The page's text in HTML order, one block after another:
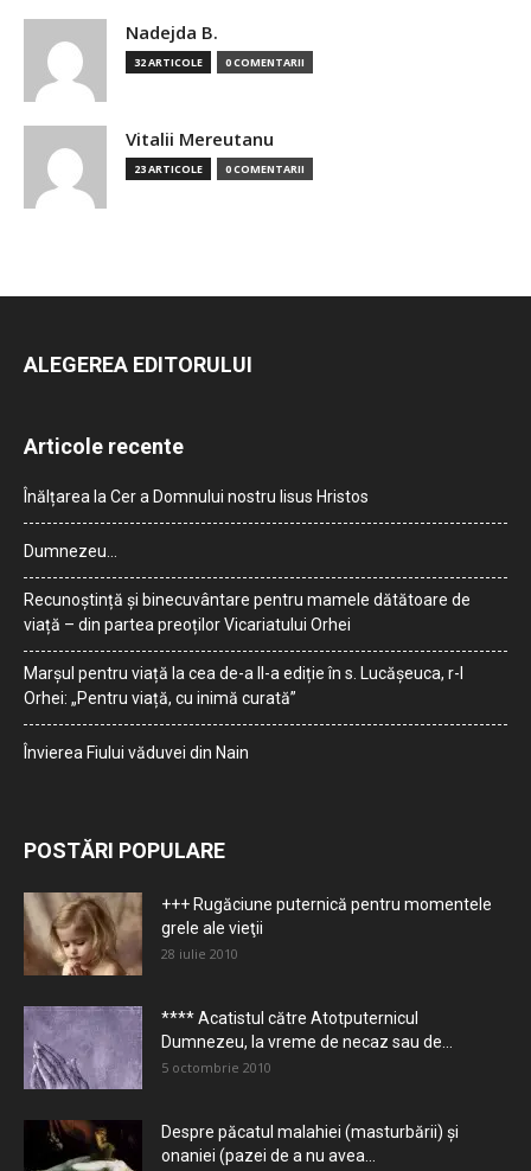
Nadejda B.
32 ARTICOLE 0 COMENTARII
Vitalii Mereutanu
23 ARTICOLE 0 COMENTARII
ALEGEREA EDITORULUI
Articole recente
Înălțarea la Cer a Domnului nostru Iisus Hristos
Dumnezeu…
Recunoștință și binecuvântare pentru mamele dătătoare de
viață – din partea preoților Vicariatului Orhei
Marșul pentru viață la cea de-a II-a ediție în s. Lucășeuca, r-l
Orhei: „Pentru viață, cu inimă curată”
Învierea Fiului văduvei din Nain
POSTĂRI POPULARE
+++ Rugăciune puternică pentru momentele
grele ale vieţii
28 iulie 2010
**** Acatistul către Atotputernicul
Dumnezeu, la vreme de necaz sau de...
5 octombrie 2010
Despre păcatul malahiei (masturbării) şi
onaniei (pazei de a nu avea...